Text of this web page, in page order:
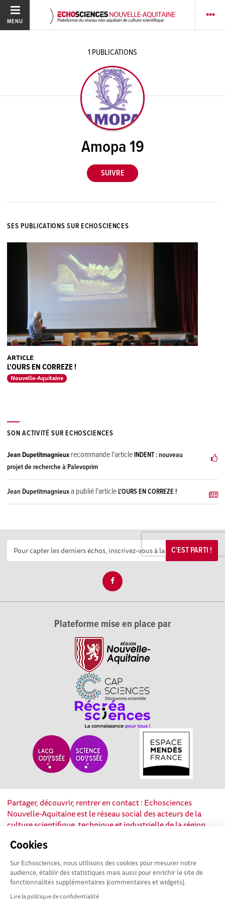
Cookies
Sur Echosciences, nous utilisons des cookies pour mesurer notre
audience, établir des statistiques mais aussi pour enrichir le site de
fonctionnalités supplémentaires (commentaires et widgets).
Lire la politique de confidentialité
MENU
1 PUBLICATIONS
Amopa 19
SES PUBLICATIONS SUR ECHOSCIENCES
ARTICLE
L'OURS EN CORREZE !
Nouvelle-Aquitaine
SON ACTIVITÉ SUR ECHOSCIENCES
Jean Dupetitmagnieux recommande l'articleINDENT : nouveau
projet de recherche à Palevoprim
Jean Dupetitmagnieuxa publié l'articleL'OURS EN CORREZE !
C'EST PARTI !
Plateforme mise en place par
Partager, découvrir, rentrer en contact : Echosciences
Nouvelle-Aquitaine est le réseau social des acteurs de la
culture scientifique, technique et industrielle de la région.
Mentions légales
|Ligne éditoriale